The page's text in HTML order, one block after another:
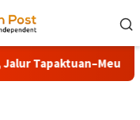
Tapaktuan–Meukek